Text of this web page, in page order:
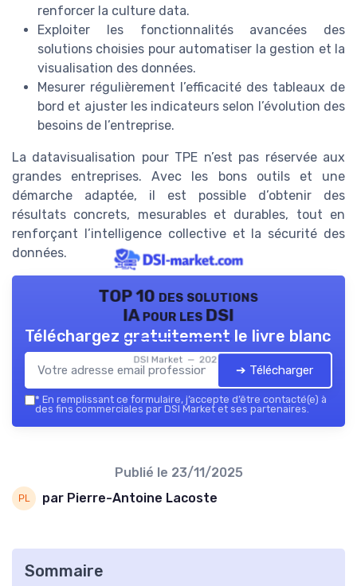
renforcer la culture data.
Exploiter les fonctionnalités avancées des
solutions choisies pour automatiser la gestion et la
visualisation des données.
Mesurer régulièrement l’efficacité des tableaux de
bord et ajuster les indicateurs selon l’évolution des
besoins de l’entreprise.
La datavisualisation pour TPE n’est pas réservée aux
grandes entreprises. Avec les bons outils et une
démarche adaptée, il est possible d’obtenir des
résultats concrets, mesurables et durables, tout en
renforçant l’intelligence collective et la sécurité des
données.
TOP 10 des solutions
IA pour les DSI
DSI Market — 2026
Téléchargez gratuitement le livre blanc
➔ Télécharger
* En remplissant ce formulaire, j’accepte d’être contacté(e) à
des fins commerciales par DSI Market et ses partenaires.
Publié le 23/11/2025
par Pierre-Antoine Lacoste
Sommaire